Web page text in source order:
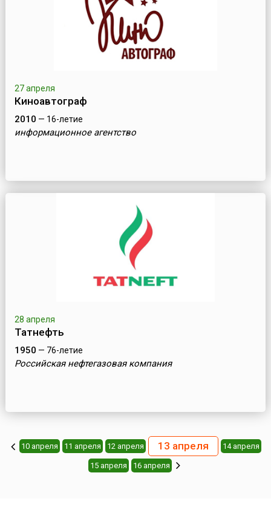
27 апреля
Киноавтограф
2010 — 16-летие
информационное агентство
28 апреля
Татнефть
1950 — 76-летие
Российская нефтегазовая компания
10 апреля 11 апреля 12 апреля 13 апреля 14 апреля
15 апреля 16 апреля